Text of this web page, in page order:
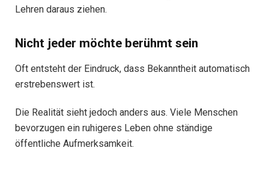
Lehren daraus ziehen.
Nicht jeder möchte berühmt sein
Oft entsteht der Eindruck, dass Bekanntheit automatisch
erstrebenswert ist.
Die Realität sieht jedoch anders aus. Viele Menschen
bevorzugen ein ruhigeres Leben ohne ständige
öffentliche Aufmerksamkeit.